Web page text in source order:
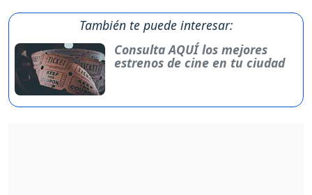
También te puede interesar:
Consulta AQUÍ los mejores
estrenos de cine en tu ciudad